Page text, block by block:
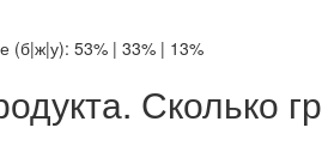
(б|ж|у): 53% | 33% | 13%
Сколько